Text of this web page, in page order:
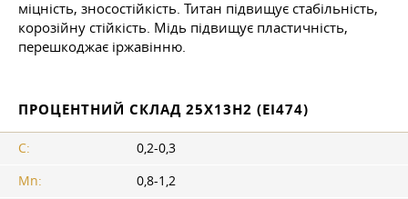
міцність, зносостійкість. Титан підвищує стабільність,
корозійну стійкість. Мідь підвищує пластичність,
перешкоджає іржавінню.
ПРОЦЕНТНИЙ СКЛАД 25Х13Н2 (ЕІ474)
C:
0,2-0,3
Mn:
0,8-1,2